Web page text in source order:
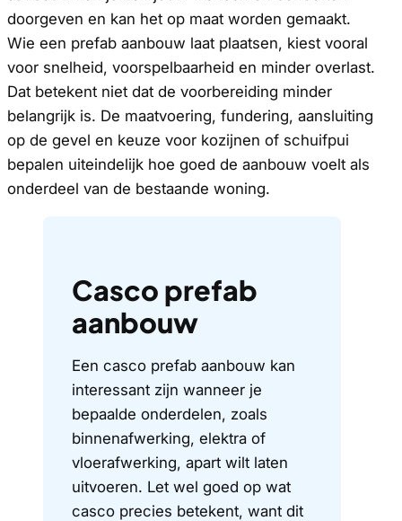
doorgeven en kan het op maat worden gemaakt.
Wie een prefab aanbouw laat plaatsen, kiest vooral
voor snelheid, voorspelbaarheid en minder overlast.
Dat betekent niet dat de voorbereiding minder
belangrijk is. De maatvoering, fundering, aansluiting
op de gevel en keuze voor kozijnen of schuifpui
bepalen uiteindelijk hoe goed de aanbouw voelt als
onderdeel van de bestaande woning.
Casco prefab
aanbouw
Een casco prefab aanbouw kan
interessant zijn wanneer je
bepaalde onderdelen, zoals
binnenafwerking, elektra of
vloerafwerking, apart wilt laten
uitvoeren. Let wel goed op wat
casco precies betekent, want dit